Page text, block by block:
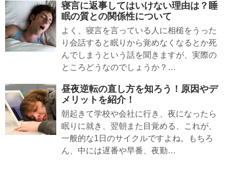
寝言に返事してはいけない理由は？睡
眠の質との関係性について
よく、寝言を言っている人に相槌をうった
り会話すると眠りから覚めなくなるとか死
んでしまうという話を聞きますが、実際の
ところどうなのでしょうか？…
昼夜逆転の直し方を知ろう！原因やデ
メリットを紹介！
朝起きて学校や会社に行き、夜になったら
眠りに就き、翌朝また目覚める、これが、
一般的な1日のサイクルですよね。もちろ
ん、中には遅番や早番、夜勤…